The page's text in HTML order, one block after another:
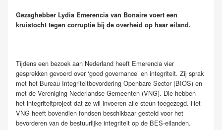
Gezaghebber Lydia Emerencia van Bonaire voert een
kruistocht tegen corruptie bij de overheid op haar eiland.
Tijdens een bezoek aan Nederland heeft Emerencia vier
gesprekken gevoerd over ‘good governance’ en integriteit. Zij sprak
met het Bureau Integriteitbevordering Openbare Sector (BIOS) en
met de Vereniging Nederlandse Gemeenten (VNG). Die hebben
het integriteitproject dat ze wil invoeren alle steun toegezegd. Het
VNG heeft bovendien fondsen beschikbaar gesteld voor het
bevorderen van de bestuurlijke integriteit op de BES-eilanden.